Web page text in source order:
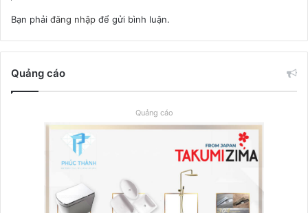
Bạn phải đăng nhập để gửi bình luận.
Quảng cáo
Quảng cáo